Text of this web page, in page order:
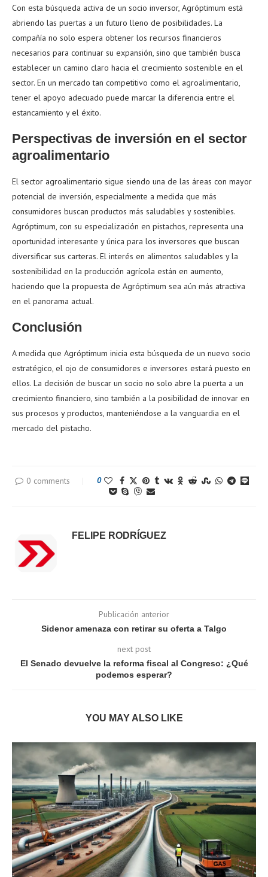
Con esta búsqueda activa de un socio inversor, Agróptimum está
abriendo las puertas a un futuro lleno de posibilidades. La
compañía no solo espera obtener los recursos financieros
necesarios para continuar su expansión, sino que también busca
establecer un camino claro hacia el crecimiento sostenible en el
sector. En un mercado tan competitivo como el agroalimentario,
tener el apoyo adecuado puede marcar la diferencia entre el
estancamiento y el éxito.
Perspectivas de inversión en el sector
agroalimentario
El sector agroalimentario sigue siendo una de las áreas con mayor
potencial de inversión, especialmente a medida que más
consumidores buscan productos más saludables y sostenibles.
Agróptimum, con su especialización en pistachos, representa una
oportunidad interesante y única para los inversores que buscan
diversificar sus carteras. El interés en alimentos saludables y la
sostenibilidad en la producción agrícola están en aumento,
haciendo que la propuesta de Agróptimum sea aún más atractiva
en el panorama actual.
Conclusión
A medida que Agróptimum inicia esta búsqueda de un nuevo socio
estratégico, el ojo de consumidores e inversores estará puesto en
ellos. La decisión de buscar un socio no solo abre la puerta a un
crecimiento financiero, sino también a la posibilidad de innovar en
sus procesos y productos, manteniéndose a la vanguardia en el
mercado del pistacho.
0 comments 0
FELIPE RODRÍGUEZ
Publicación anterior
Sidenor amenaza con retirar su oferta a Talgo
next post
El Senado devuelve la reforma fiscal al Congreso: ¿Qué
podemos esperar?
YOU MAY ALSO LIKE